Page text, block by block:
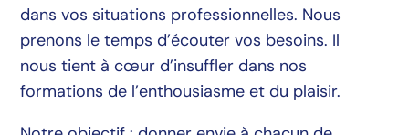
dans vos situations professionnelles. Nous
prenons le temps d’écouter vos besoins. Il
nous tient à cœur d’insuffler dans nos
formations de l’enthousiasme et du plaisir.